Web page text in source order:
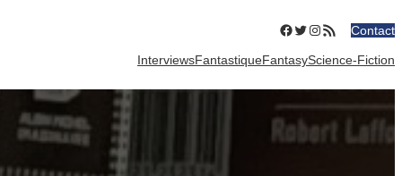
Facebook
Twitter
Instagram
Flux RSSContact
InterviewsFantastiqueFantasyScience-Fiction